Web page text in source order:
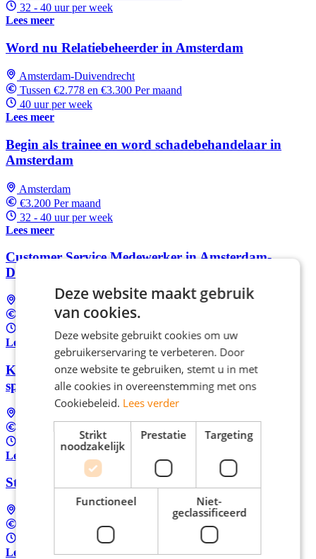
32 - 40 uur per week
Lees meer
Word nu Relatiebeheerder in Amsterdam
Amsterdam-Duivendrecht
Tussen €2.778 en €3.300 Per maand
40 uur per week
Lees meer
Begin als trainee en word schadebehandelaar in
Amsterdam
Amsterdam
€3.200 Per maand
32 - 40 uur per week
Lees meer
Customer Service Medewerker in Amsterdam-
Duivendrecht
Amsterdam-Duivendrecht
Tussen €2.600 en €2.900 Per maand
32 - 40 uur per week
Lees meer
Klantenservicemedewerker Odido in Valencia (NL
sprekend) | Dutch speaking only
In overeenstemming
24 - 39 uur per week
Lees meer
Start als klantenservice medewerker in Amsterdam
Tussen €15,00 en €18,00 per uur
16 - 40 uur per week
Lees meer
Deze website maakt gebruik
van cookies.
Deze website gebruikt cookies om uw
gebruikerservaring te verbeteren. Door
onze website te gebruiken, stemt u in met
alle cookies in overeenstemming met ons
Cookiebeleid. Lees verder
Strikt
noodzakelijk
Prestatie Targeting
Functioneel
Niet-
geclassificeerd